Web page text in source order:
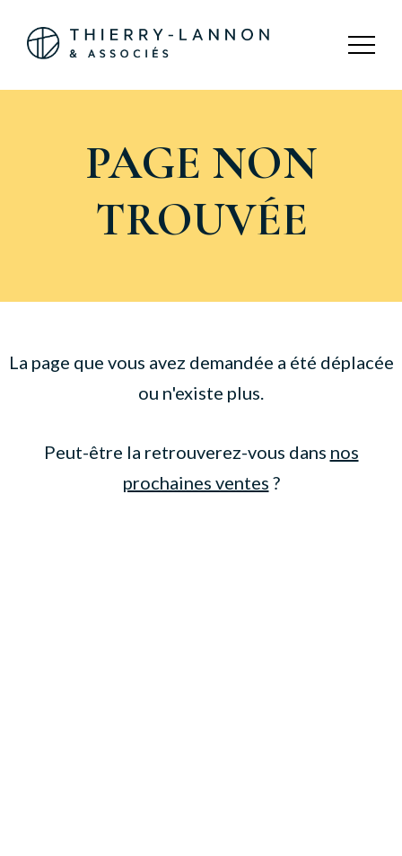
PAGE NON
TROUVÉE
La page que vous avez demandée a été déplacée
ou n'existe plus.
Peut-être la retrouverez-vous dans nos
prochaines ventes ?